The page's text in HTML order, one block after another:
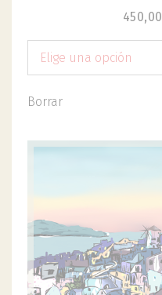
450,00
Elige una opción
Borrar